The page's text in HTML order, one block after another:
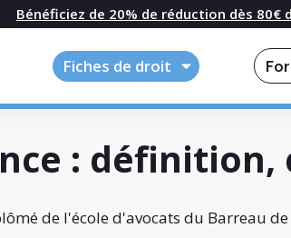
Bénéficiez de 20% de réduction dès 80€
Fiches de droit
:
de l'école d'avocats du Barreau